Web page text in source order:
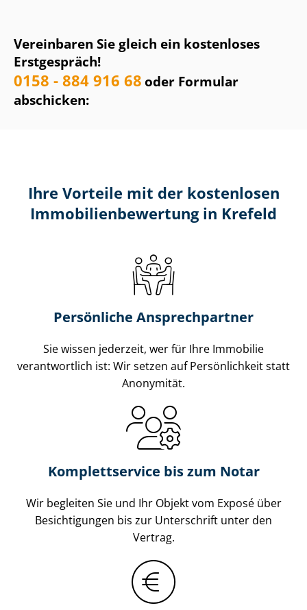
Vereinbaren Sie gleich ein kostenloses
Erstgespräch!
0158 - 884 916 68oder Formular
abschicken:
Ihre Vorteile mit der kostenlosen
Im­mo­bi­li­en­be­wer­tung in Krefeld
Persönliche Ansprechpartner
Sie wissen jederzeit, wer für Ihre Immobilie
verantwortlich ist: Wir setzen auf Persönlichkeit statt
Anonymität.
Komplettservice bis zum Notar
Wir begleiten Sie und Ihr Objekt vom Exposé über
Besichtigungen bis zur Unterschrift unter den
Vertrag.